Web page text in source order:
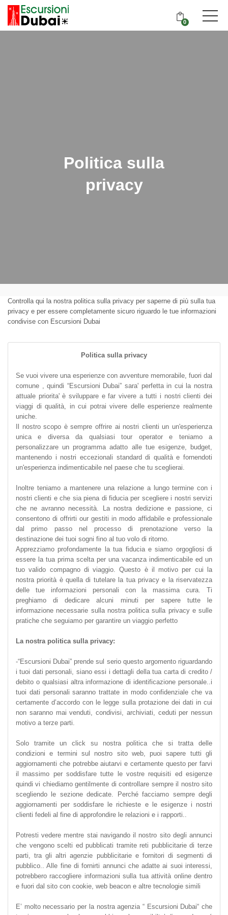
0
Politica sulla
privacy
Controlla qui la nostra politica sulla privacy per saperne di più sulla tua
privacy e per essere completamente sicuro riguardo le tue informazioni
condivise con Escursioni Dubai
Politica sulla privacy
Se vuoi vivere una esperienze con avventure memorabile, fuori dal
comune , quindi “Escursioni Dubai” sara' perfetta in cui la nostra
attuale priorita' è sviluppare e far vivere a tutti i nostri clienti dei
viaggi di qualità, in cui potrai vivere delle esperienze realmente
uniche.
Il nostro scopo è sempre offrire ai nostri clienti un un'esperienza
unica e diversa da qualsiasi tour operator e teniamo a
personalizzare un programma adatto alle tue esigenze, budget,
mantenendo i nostri eccezionali standard di qualità e fornendoti
un'esperienza indimenticabile nel paese che tu sceglierai.
Inoltre teniamo a mantenere una relazione a lungo termine con i
nostri clienti e che sia piena di fiducia per scegliere i nostri servizi
che ne avranno necessità. La nostra dedizione e passione, ci
consentono di offrirti our gestiti in modo affidabile e professionale
dal primo passo nel processo di prenotazione verso la
destinazione dei tuoi sogni fino al tuo volo di ritorno.
Apprezziamo profondamente la tua fiducia e siamo orgogliosi di
essere la tua prima scelta per una vacanza indimenticabile ed un
tuo valido compagno di viaggio. Questo è il motivo per cui la
nostra priorità è quella di tutelare la tua privacy e la riservatezza
delle tue informazioni personali con la massima cura. Ti
preghiamo di dedicare alcuni minuti per sapere tutte le
informazione necessarie sulla nostra politica sulla privacy e sulle
pratiche che seguiamo per garantire un viaggio perfetto
La nostra politica sulla privacy:
-“Escursioni Dubai” prende sul serio questo argomento riguardando
i tuoi dati personali, siano essi i dettagli della tua carta di credito /
debito o qualsiasi altra informazione di identificazione personale..i
tuoi dati personali saranno trattate in modo confidenziale che va
certamente d’accordo con le legge sulla protazione dei dati in cui
non saranno mai venduti, condivisi, archiviati, ceduti per nessun
motivo a terze parti.
Solo tramite un click su nostra politica che si tratta delle
condizioni e termini sul nostro sito web, puoi sapere tutti gli
aggiornamenti che potrebbe aiutarvi e certamente questo per farvi
il massimo per soddisfare tutte le vostre requisiti ed esigenze
quindi vi chiediamo gentilmente di controllare sempre il nostro sito
scegliendo le sezione dedicate. Perché facciamo sempre degli
aggiornamenti per soddisfare le richieste e le esigenze i nostri
clienti fedeli al fine di approfondire le relazioni e i rapporti..
Potresti vedere mentre stai navigando il nostro sito degli annunci
che vengono scelti ed pubblicati tramite reti pubblicitarie di terze
parti, tra gli altri agenzie pubblicitarie e fornitori di segmenti di
pubblico.. Alle fine di fornirti annunci che adatte ai suoi interessi,
potrebbero raccogliere informazioni sulla tua attività online dentro
e fuori dal sito con cookie, web beacon e altre tecnologie simili
E’ molto necessario per la nostra agenzia “ Escursioni Dubai“ che